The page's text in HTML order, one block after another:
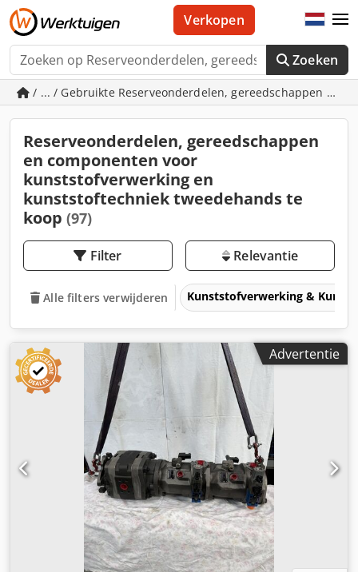
Zoeken
Verkopen
/ ... / Gebruikte Reserveonderdelen, gereedschappen en
Reserveonderdelen, gereedschappen
en componenten voor
kunststofverwerking en
kunststoftechniek tweedehands te
koop (97)
Filter Relevantie
Alle filters verwijderen Kunststofverwerking &
Advertentie